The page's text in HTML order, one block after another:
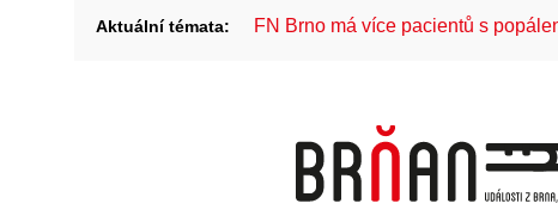
Aktuální témata: FN Brno má více pacientů s